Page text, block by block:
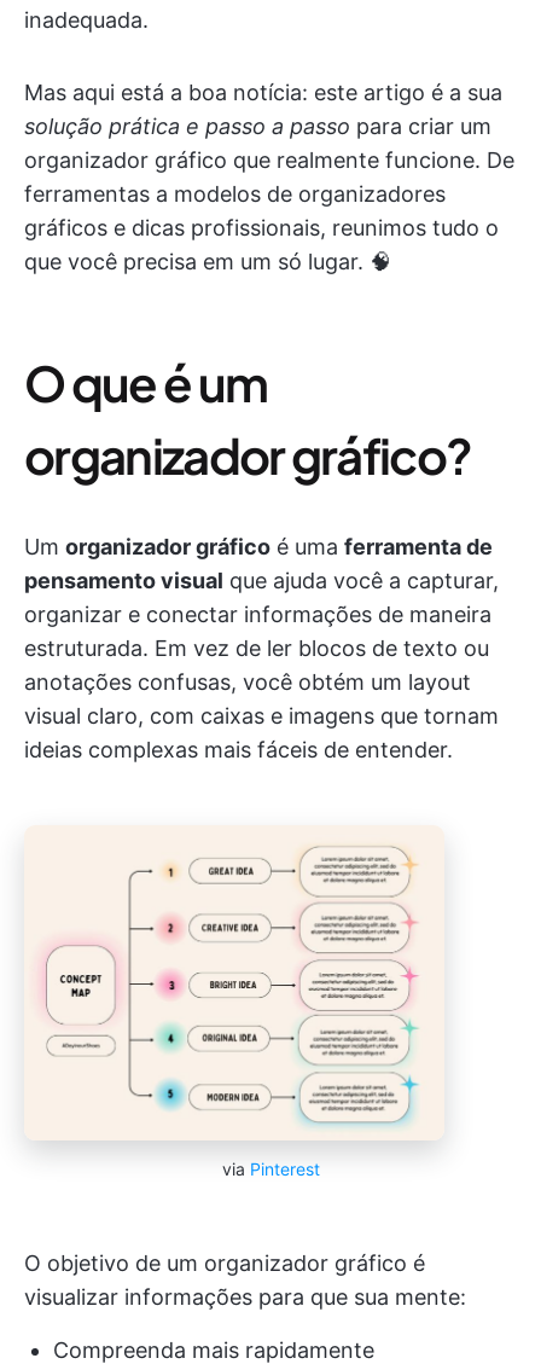
inadequada.
Mas aqui está a boa notícia: este artigo é a sua
solução prática e passo a passo para criar um
organizador gráfico que realmente funcione. De
ferramentas a modelos de organizadores
gráficos e dicas profissionais, reunimos tudo o
que você precisa em um só lugar. 🧠
O que é um
organizador gráfico?
Um organizador gráfico é uma ferramenta de
pensamento visual que ajuda você a capturar,
organizar e conectar informações de maneira
estruturada. Em vez de ler blocos de texto ou
anotações confusas, você obtém um layout
visual claro, com caixas e imagens que tornam
ideias complexas mais fáceis de entender.
via Pinterest
O objetivo de um organizador gráfico é
visualizar informações para que sua mente:
Compreenda mais rapidamente